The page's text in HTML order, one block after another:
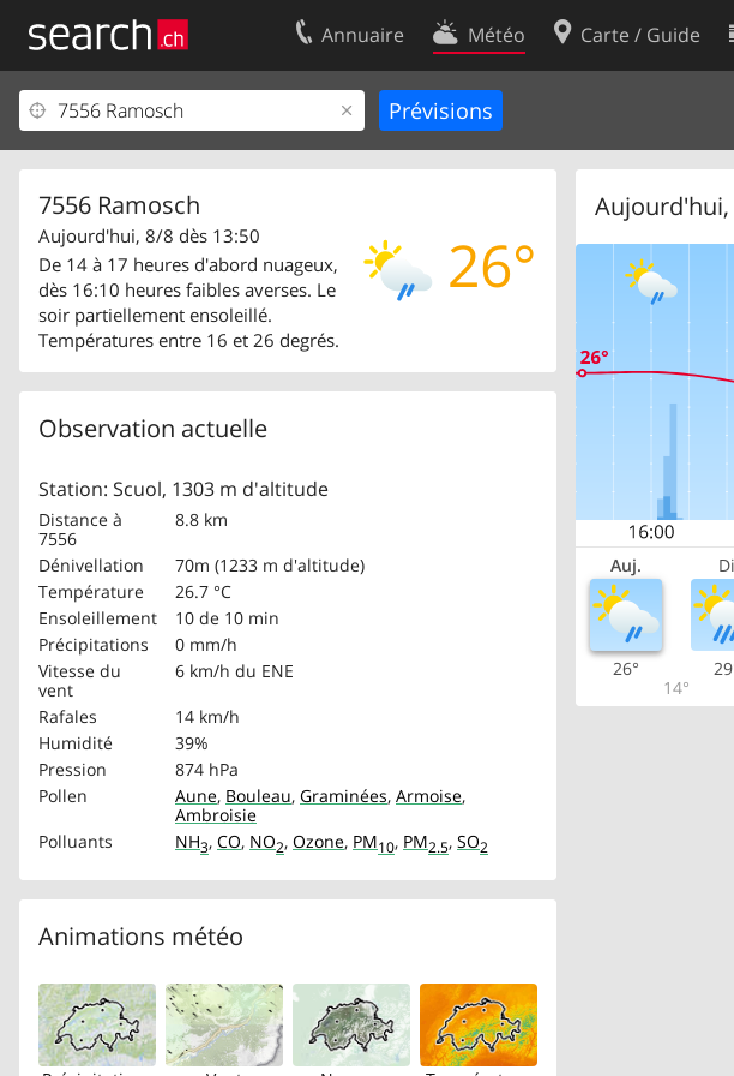
Annuaire Météo Carte / Guide
7556 Ramosch
26°
Aujourd'hui, 8/8 dès 13:50
De 14 à 17 heures d'abord nuageux,
dès 16:10 heures faibles averses. Le
soir partiellement ensoleillé.
Températures entre 16 et 26 degrés.
Observation actuelle
Station: Scuol, 1303 m d'altitude
Distance à
7556
8.8 km
Dénivellation
70m (1233 m d'altitude)
Température
26.7 °C
Ensoleillement
10 de 10 min
Précipitations
0 mm/h
Vitesse du
vent
6 km/h du ENE
Rafales
14 km/h
Humidité
39%
Pression
874 hPa
Pollen
Aune, Bouleau, Graminées, Armoise,
Ambroisie
Polluants
NH3, CO, NO2, Ozone, PM10, PM2.5, SO2
Animations météo
Aujourd'hui,
Auj. Di
26°
14°
Votre inscription
Centre clients
Contact
Conditions d’utilisation